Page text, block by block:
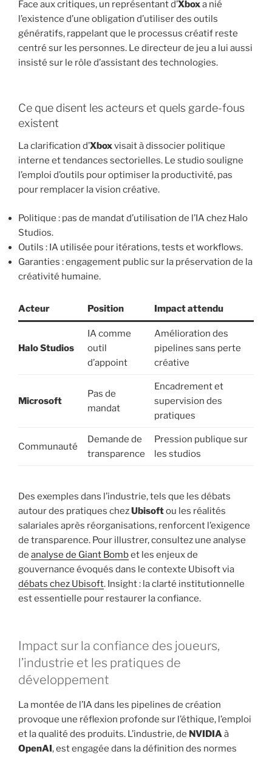
Face aux critiques, un représentant d’Xboxa nié
l’existence d’une obligation d’utiliser des outils
génératifs, rappelant que le processus créatif reste
centré sur les personnes. Le directeur de jeu a lui aussi
insisté sur le rôle d’assistant des technologies.
Ce que disent les acteurs et quels garde-fous
existent
La clarification d’Xboxvisait à dissocier politique
interne et tendances sectorielles. Le studio souligne
l’emploi d’outils pour optimiser la productivité, pas
pour remplacer la vision créative.
Politique : pas de mandat d’utilisation de l’IA chez Halo
Studios.
Outils : IA utilisée pour itérations, tests et workflows.
Garanties : engagement public sur la préservation de la
créativité humaine.
Acteur Position Impact attendu
Halo Studios
IA comme
outil
d’appoint
Amélioration des
pipelines sans perte
créative
Microsoft
Pas de
mandat
Encadrement et
supervision des
pratiques
Communauté
Demande de
transparence
Pression publique sur
les studios
Des exemples dans l’industrie, tels que les débats
autour des pratiques chezUbisoftou les réalités
salariales après réorganisations, renforcent l’exigence
de transparence. Pour illustrer, consultez une analyse
de analyse de Giant Bombet les enjeux de
gouvernance évoqués dans le contexte Ubisoft via
débats chez Ubisoft. Insight : la clarté institutionnelle
est essentielle pour restaurer la confiance.
Impact sur la confiance des joueurs,
l’industrie et les pratiques de
développement
La montée de l’IA dans les pipelines de création
provoque une réflexion profonde sur l’éthique, l’emploi
et la qualité des produits. L’industrie, de NVIDIAà
OpenAI , est engagée dans la définition des normes